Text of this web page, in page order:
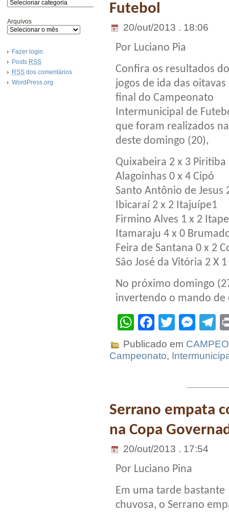
Arquivos
Fazer login
Posts RSS
RSS dos comentários
WordPress.org
Futebol
20/out/2013 . 18:06
Por Luciano Pia
Confira os resultados
jogos de ida das oitavas
final do Campeonato
Intermunicipal de
que foram realizados
deste domingo (20),
Quixabeira 2 x 3 Piritiba
Alagoinhas 0 x 4 Cipó
Santo Antônio de Jesus
Ibicaraí 2 x 2 Itajuípe1
Firmino Alves 1 x 2
Itamaraju 4 x 0
Feira de Santana 0 x 2
São José da Vitória 2 X
No próximo domingo
invertendo o mando de
WhatsApp
Facebook
Twitter
Publicado em
Campeonato,
Serrano empata
na Copa
20/out/2013 . 17:54
Por Luciano Pina
Em uma tarde bastante
chuvosa, o Serrano